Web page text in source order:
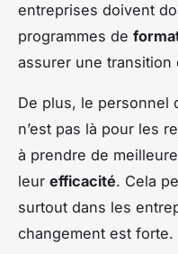
entreprises doivent
programmes de
assurer une transition
De plus, le personnel
n’est pas là pour les
à prendre de
leur efficacité. Cela
surtout dans les
changement est forte.